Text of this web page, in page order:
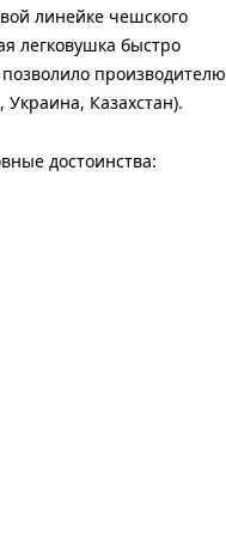
линейке чешского
легковушка быстро
производителю
Украина, Казахстан).
достоинства: